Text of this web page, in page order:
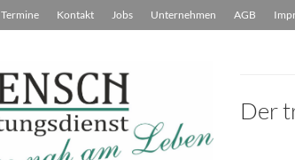
Termine Kontakt Jobs Unternehmen AGB
Der